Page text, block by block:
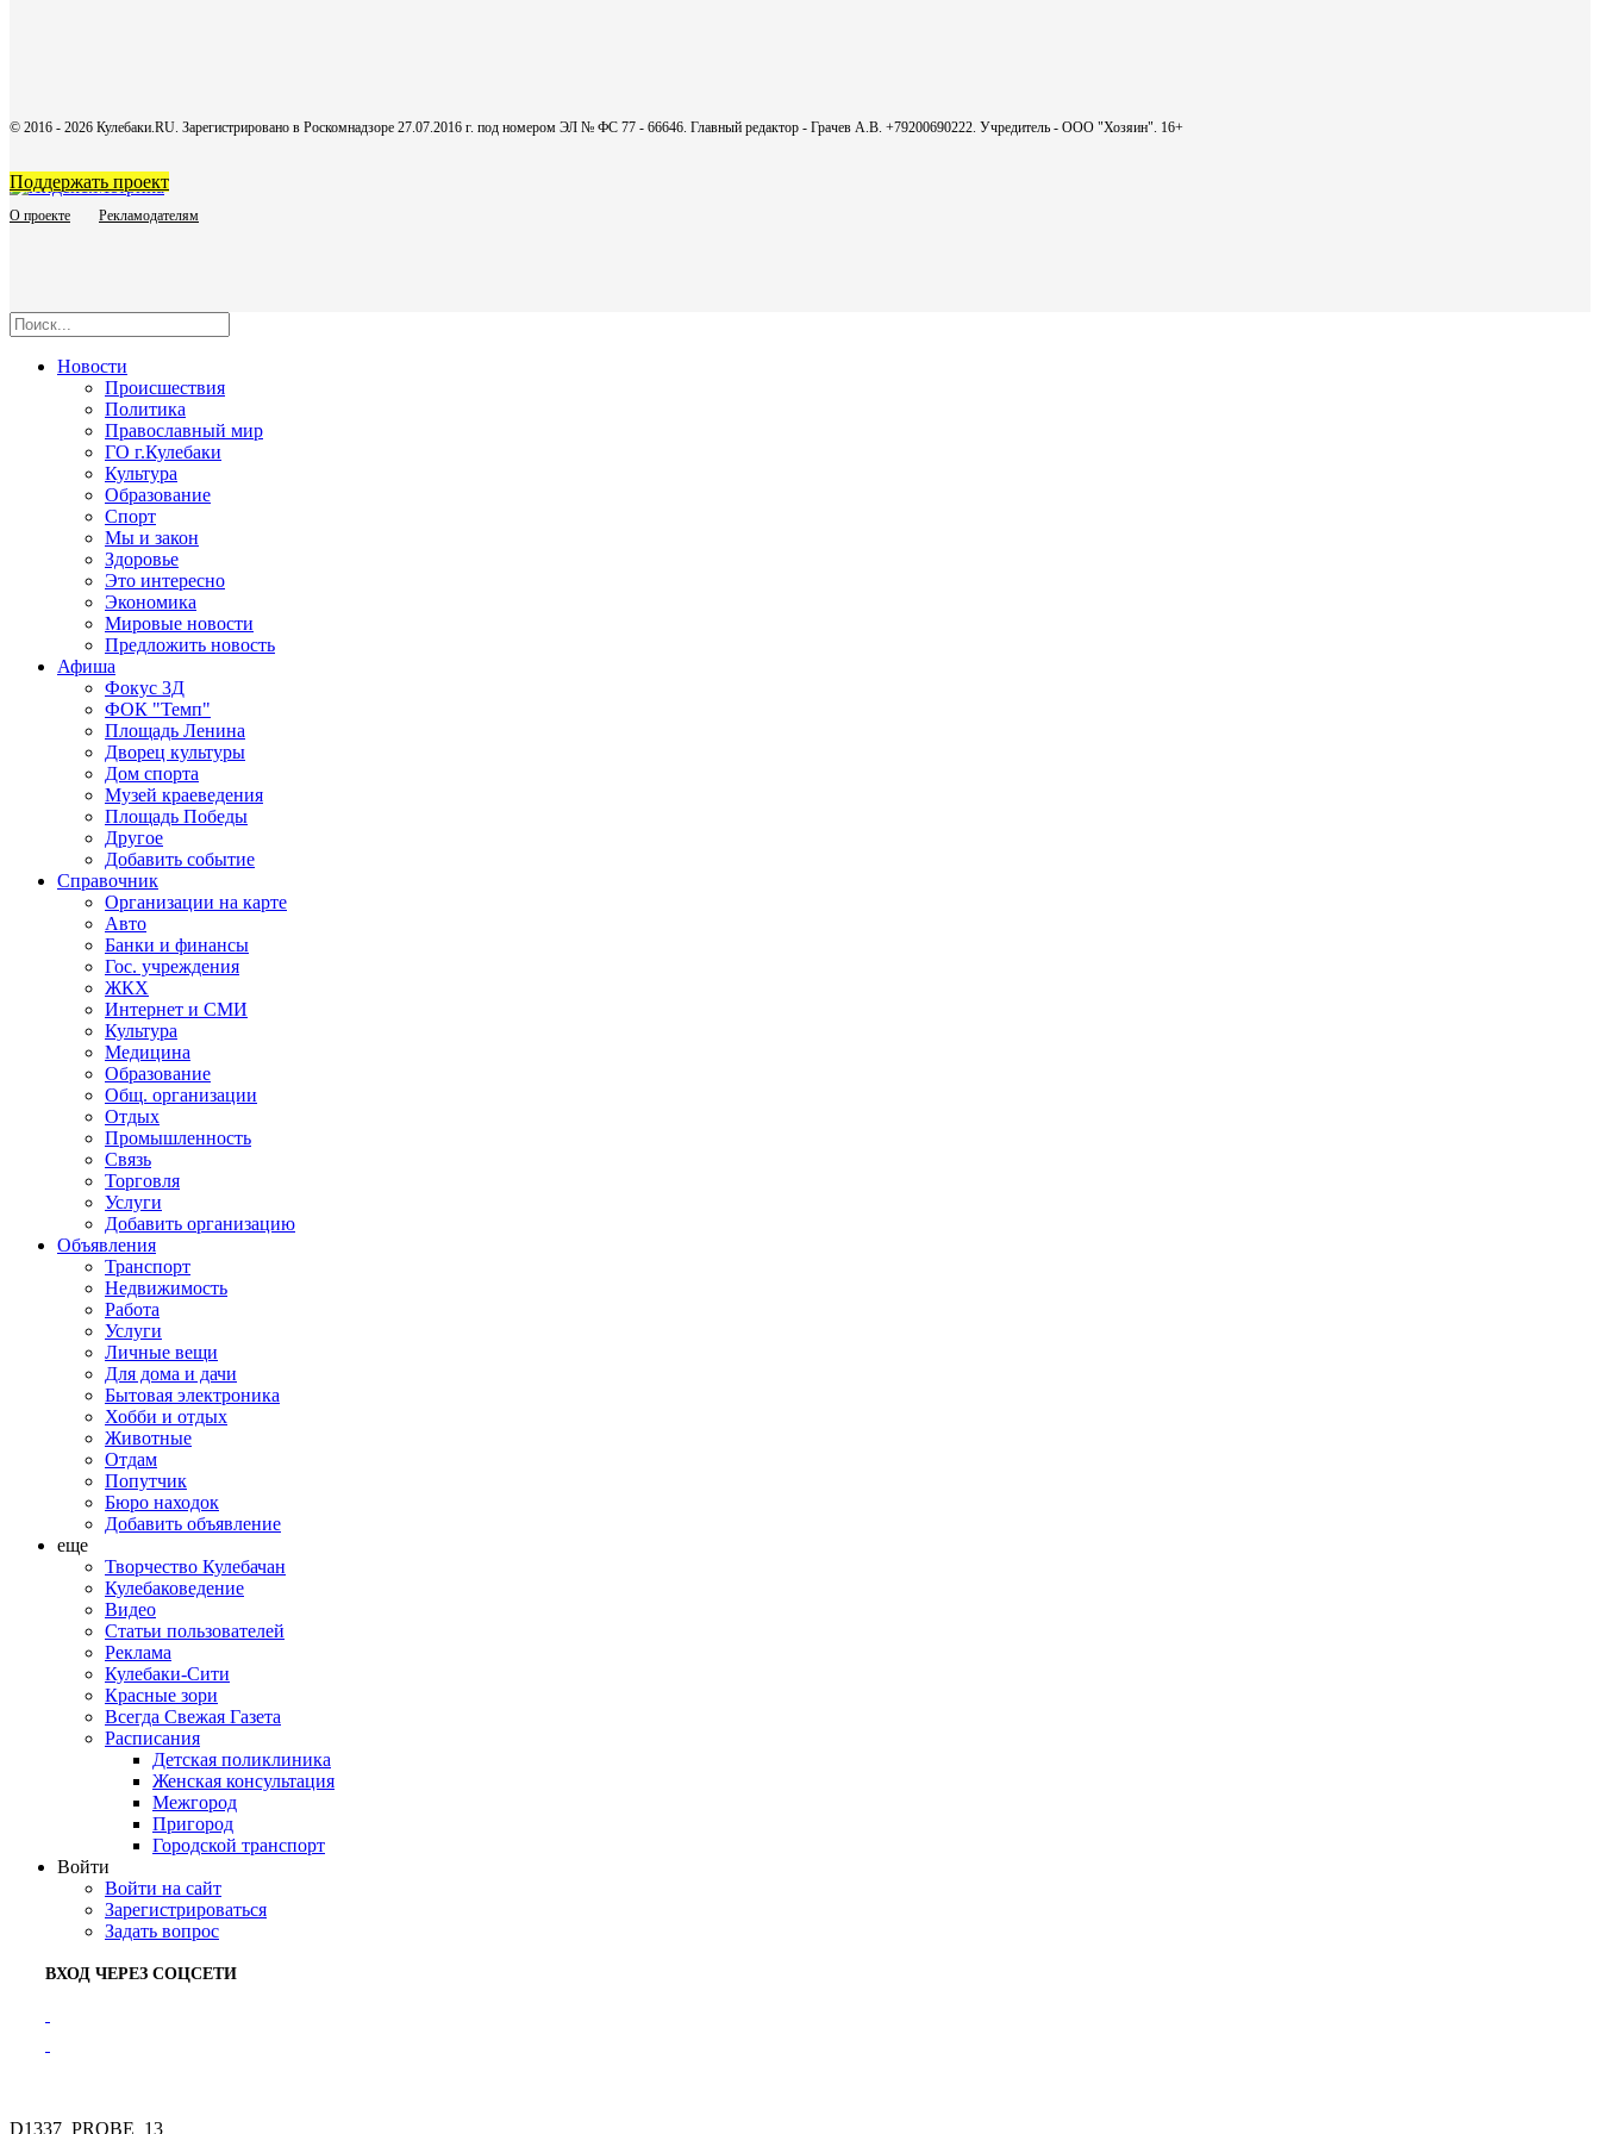
© 2016 - 2026 Кулебаки.RU. Зарегистрировано в Роскомнадзоре 27.07.2016 г. под номером ЭЛ № ФС 77 - 66646. Главный редактор - Грачев А.В. +79200690222. Учредитель - ООО "Хозяин". 16+
О проекте Рекламодателям
Поддержать проект
Новости
Происшествия
Политика
Православный мир
ГО г.Кулебаки
Культура
Образование
Спорт
Мы и закон
Здоровье
Это интересно
Экономика
Мировые новости
Предложить новость
Афиша
Фокус 3Д
ФОК "Темп"
Площадь Ленина
Дворец культуры
Дом спорта
Музей краеведения
Площадь Победы
Другое
Добавить событие
Справочник
Организации на карте
Авто
Банки и финансы
Гос. учреждения
ЖКХ
Интернет и СМИ
Культура
Медицина
Образование
Общ. организации
Отдых
Промышленность
Связь
Торговля
Услуги
Добавить организацию
Объявления
Транспорт
Недвижимость
Работа
Услуги
Личные вещи
Для дома и дачи
Бытовая электроника
Хобби и отдых
Животные
Отдам
Попутчик
Бюро находок
Добавить объявление
еще
Творчество Кулебачан
Кулебаковедение
Видео
Статьи пользователей
Реклама
Кулебаки-Сити
Красные зори
Всегда Свежая Газета
Расписания
Детская поликлиника
Женская консультация
Межгород
Пригород
Городской транспорт
Войти
Войти на сайт
Зарегистрироваться
Задать вопрос
ВХОД ЧЕРЕЗ СОЦСЕТИ